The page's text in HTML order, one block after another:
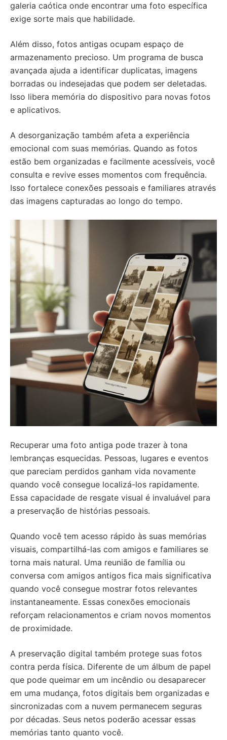
galeria caótica onde encontrar uma foto específica
exige sorte mais que habilidade.
Além disso, fotos antigas ocupam espaço de
armazenamento precioso. Um programa de busca
avançada ajuda a identificar duplicatas, imagens
borradas ou indesejadas que podem ser deletadas.
Isso libera memória do dispositivo para novas fotos
e aplicativos.
A desorganização também afeta a experiência
emocional com suas memórias. Quando as fotos
estão bem organizadas e facilmente acessíveis, você
consulta e revive esses momentos com frequência.
Isso fortalece conexões pessoais e familiares através
das imagens capturadas ao longo do tempo.
Recuperar uma foto antiga pode trazer à tona
lembranças esquecidas. Pessoas, lugares e eventos
que pareciam perdidos ganham vida novamente
quando você consegue localizá-los rapidamente.
Essa capacidade de resgate visual é invaluável para
a preservação de histórias pessoais.
Quando você tem acesso rápido às suas memórias
visuais, compartilhá-las com amigos e familiares se
torna mais natural. Uma reunião de família ou
conversa com amigos antigos fica mais significativa
quando você consegue mostrar fotos relevantes
instantaneamente. Essas conexões emocionais
reforçam relacionamentos e criam novos momentos
de proximidade.
A preservação digital também protege suas fotos
contra perda física. Diferente de um álbum de papel
que pode queimar em um incêndio ou desaparecer
em uma mudança, fotos digitais bem organizadas e
sincronizadas com a nuvem permanecem seguras
por décadas. Seus netos poderão acessar essas
memórias tanto quanto você.